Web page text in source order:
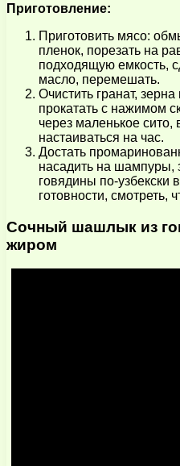
Приготовление:
Приготовить мясо:
пленок, порезать на
подходящую емкость,
масло, перемешать.
Очистить гранат,
прокатать с нажимом
через маленькое сито,
настаиваться на час.
Достать
насадить на шампуры,
говядины по-узбекски
готовности, смотреть,
Сочный шашлык из
жиром